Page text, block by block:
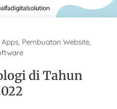
Apps, Pembuatan Website,
di Tahun